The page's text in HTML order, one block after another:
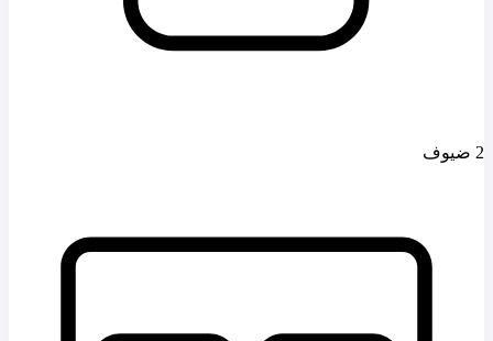
2 ضيوف